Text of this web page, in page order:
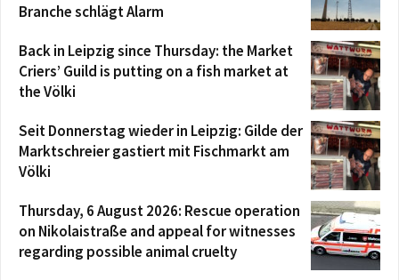
Branche schlägt Alarm
Back in Leipzig since Thursday: the Market
Criers’ Guild is putting on a fish market at
the Völki
Seit Donnerstag wieder in Leipzig: Gilde der
Marktschreier gastiert mit Fischmarkt am
Völki
Thursday, 6 August 2026: Rescue operation
on Nikolaistraße and appeal for witnesses
regarding possible animal cruelty